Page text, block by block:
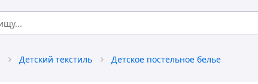
Детский текстиль Детское постельное белье